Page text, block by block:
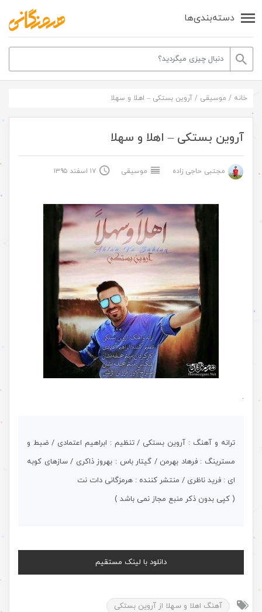
دسته‌بندی‌ها
خانه / موسیقی / آروین بستکی – اهلا و سهلا
آروین بستکی – اهلا و سهلا
مجتبی حاجی زاده موسیقی ۱۷ اسفند ۱۳۹۵
.
ترانه و آهنگ : آروین بستکی / تنظیم : ابراهیم اعتمادی / ضبط و
مسترینگ : فرهاد بهرمن / گیتار باس : بهروز ذاکری / سازهای کوبه
ای : فرید ناظری / منتشر کننده : هرمزگانی دات نت
( کپی بدون ذکر منبع مجاز نمی باشد )
دانلود با لینک مستقیم
آهنگ اهلا و سهلا از آروین بستکی